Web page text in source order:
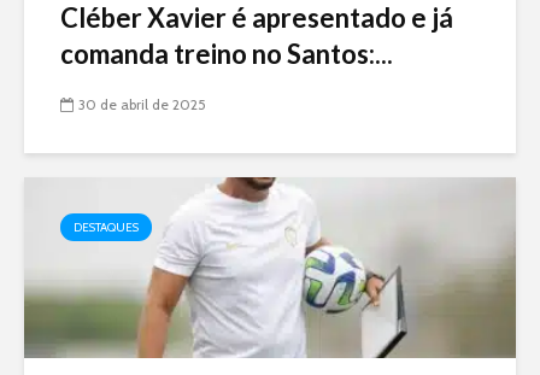
Cléber Xavier é apresentado e já
comanda treino no Santos:...
30 de abril de 2025
DESTAQUES